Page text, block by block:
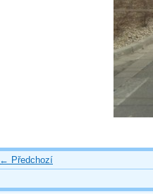
← Předchozí